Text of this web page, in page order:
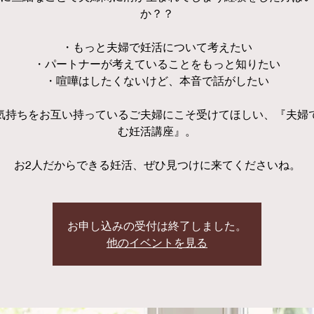
か？？
・もっと夫婦で妊活について考えたい
・パートナーが考えていることをもっと知りたい
・喧嘩はしたくないけど、本音で話がしたい
持ちをお互い持っているご夫婦にこそ受けてほしい、『夫婦
む妊活講座』。
お2人だからできる妊活、ぜひ見つけに来てくださいね。
お申し込みの受付は終了しました。
他のイベントを見る